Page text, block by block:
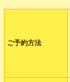
ご予約方法